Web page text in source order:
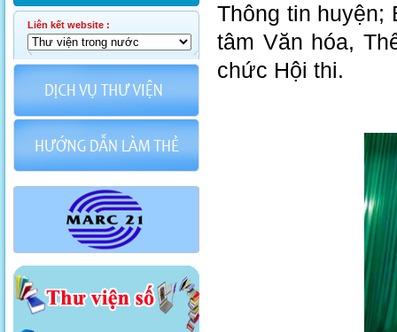
Liên kết website :
Thông tin huyện;
tâm Văn hóa,
chức Hội thi.